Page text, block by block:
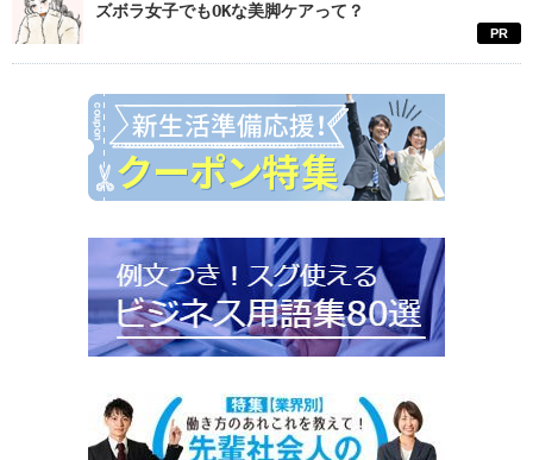
ズボラ女子でもOKな美脚ケアって？
PR